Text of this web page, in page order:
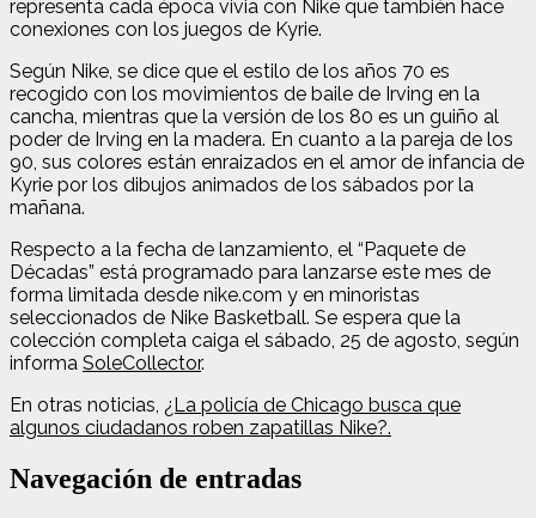
representa cada época vivia con Nike que también hace
conexiones con los juegos de Kyrie.
Según Nike, se dice que el estilo de los años 70 es
recogido con los movimientos de baile de Irving en la
cancha, mientras que la versión de los 80 es un guiño al
poder de Irving en la madera. En cuanto a la pareja de los
90, sus colores están enraizados en el amor de infancia de
Kyrie por los dibujos animados de los sábados por la
mañana.
Respecto a la fecha de lanzamiento, el “Paquete de
Décadas” está programado para lanzarse este mes de
forma limitada desde nike.com y en minoristas
seleccionados de Nike Basketball. Se espera que la
colección completa caiga el sábado, 25 de agosto, según
informa SoleCollector.
En otras noticias, ¿La policía de Chicago busca que
algunos ciudadanos roben zapatillas Nike?.
Navegación de entradas